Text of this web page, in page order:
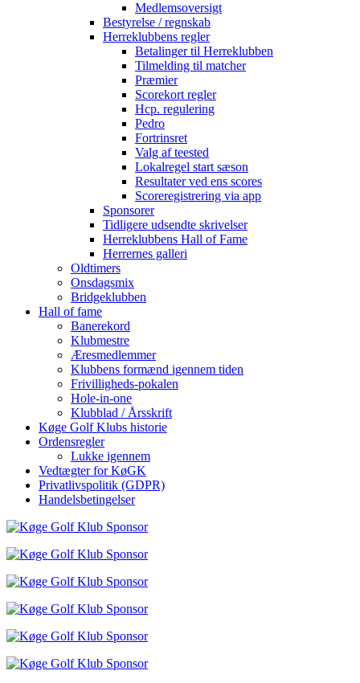
Medlemsoversigt
Bestyrelse / regnskab
Herreklubbens regler
Betalinger til Herreklubben
Tilmelding til matcher
Præmier
Scorekort regler
Hcp. regulering
Pedro
Fortrinsret
Valg af teested
Lokalregel start sæson
Resultater ved ens scores
Scoreregistrering via app
Sponsorer
Tidligere udsendte skrivelser
Herreklubbens Hall of Fame
Herrernes galleri
Oldtimers
Onsdagsmix
Bridgeklubben
Hall of fame
Banerekord
Klubmestre
Æresmedlemmer
Klubbens formænd igennem tiden
Frivilligheds-pokalen
Hole-in-one
Klubblad / Årsskrift
Køge Golf Klubs historie
Ordensregler
Lukke igennem
Vedtægter for KøGK
Privatlivspolitik (GDPR)
Handelsbetingelser